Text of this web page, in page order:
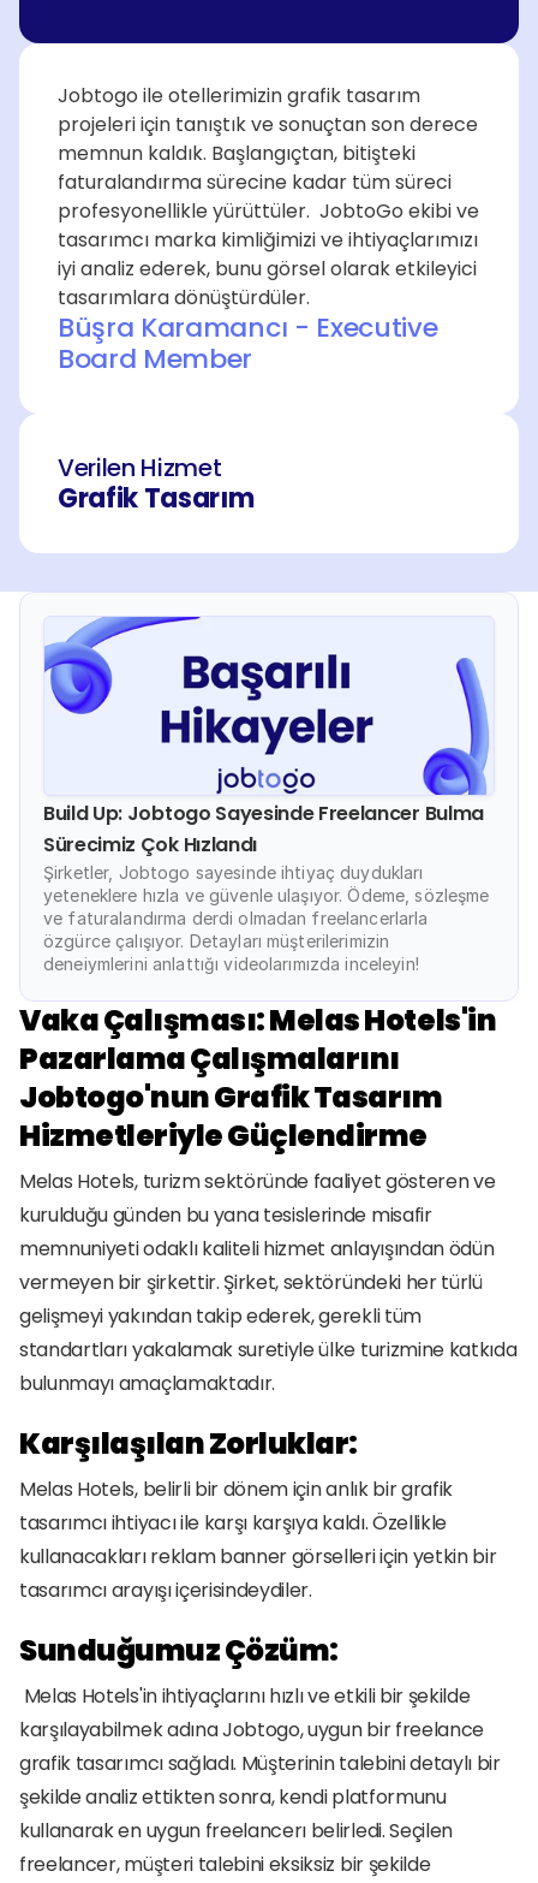
Jobtogo ile otellerimizin grafik tasarım
projeleri için tanıştık ve sonuçtan son derece
memnun kaldık. Başlangıçtan, bitişteki
faturalandırma sürecine kadar tüm süreci
profesyonellikle yürüttüler.  JobtoGo ekibi ve
tasarımcı marka kimliğimizi ve ihtiyaçlarımızı
iyi analiz ederek, bunu görsel olarak etkileyici
tasarımlara dönüştürdüler.
Büşra Karamancı - Executive
Board Member
Verilen Hizmet
Grafik Tasarım
Build Up: Jobtogo Sayesinde Freelancer Bulma
Sürecimiz Çok Hızlandı
Şirketler, Jobtogo sayesinde ihtiyaç duydukları
yeteneklere hızla ve güvenle ulaşıyor. Ödeme, sözleşme
ve faturalandırma derdi olmadan freelancerlarla
özgürce çalışıyor. Detayları müşterilerimizin
deneiymlerini anlattığı videolarımızda inceleyin!
Vaka Çalışması: Melas Hotels'in
Pazarlama Çalışmalarını
Jobtogo'nun Grafik Tasarım
Hizmetleriyle Güçlendirme
Melas Hotels, turizm sektöründe faaliyet gösteren ve
kurulduğu günden bu yana tesislerinde misafir
memnuniyeti odaklı kaliteli hizmet anlayışından ödün
vermeyen bir şirkettir. Şirket, sektöründeki her türlü
gelişmeyi yakından takip ederek, gerekli tüm
standartları yakalamak suretiyle ülke turizmine katkıda
bulunmayı amaçlamaktadır.
Karşılaşılan Zorluklar:
Melas Hotels, belirli bir dönem için anlık bir grafik
tasarımcı ihtiyacı ile karşı karşıya kaldı. Özellikle
kullanacakları reklam banner görselleri için yetkin bir
tasarımcı arayışı içerisindeydiler.
Sunduğumuz Çözüm:
karşılayabilmek adına Jobtogo, uygun bir freelance
grafik tasarımcı sağladı. Müşterinin talebini detaylı bir
şekilde analiz ettikten sonra, kendi platformunu
kullanarak en uygun freelancerı belirledi. Seçilen
freelancer, müşteri talebini eksiksiz bir şekilde